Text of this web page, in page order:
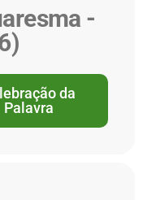
-
da
Palavra